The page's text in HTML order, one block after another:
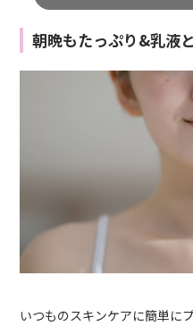
朝晩もたっぷり&乳液
いつものスキンケアに簡単に